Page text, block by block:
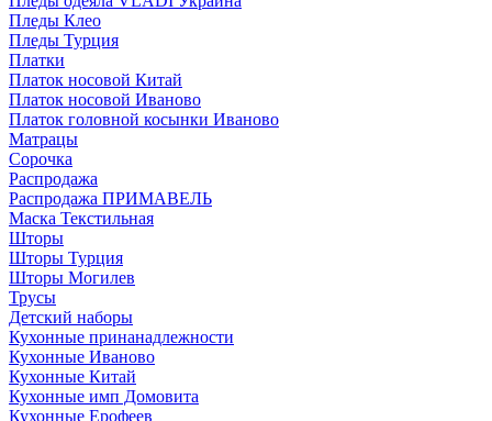
Пледы Клео
Пледы Турция
Платки
Платок носовой Китай
Платок носовой Иваново
Платок головной косынки Иваново
Матрацы
Сорочка
Распродажа
Распродажа ПРИМАВЕЛЬ
Маска Текстильная
Шторы
Шторы Турция
Шторы Могилев
Трусы
Детский наборы
Кухонные принанадлежности
Кухонные Иваново
Кухонные Китай
Кухонные имп Домовита
Кухонные Ерофеев